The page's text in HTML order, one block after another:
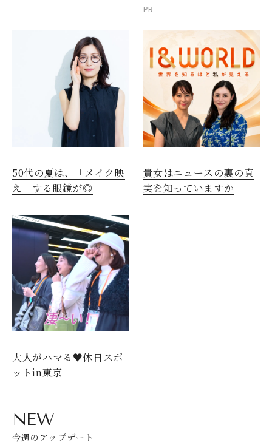
PR
50代の夏は、「メイク映
え」する眼鏡が◎
貴女はニュースの裏の真
実を知っていますか
大人がハマる♥休日スポ
ットin東京
NEW
今週のアップデート